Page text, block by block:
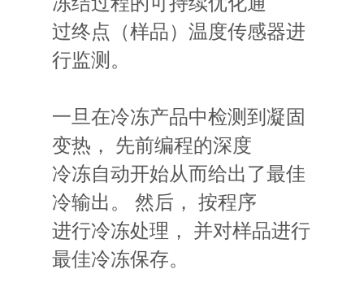
过终点 （样品）温度传感器进
行监测 。
一旦在冷冻产品中检测到凝固
变热 ， 先前编程的深度
冷冻自动开始从而给出了最佳
冷输出。 然后 ， 按程序
进行冷冻处理 ， 并对样品进行
最佳冷冻保存。